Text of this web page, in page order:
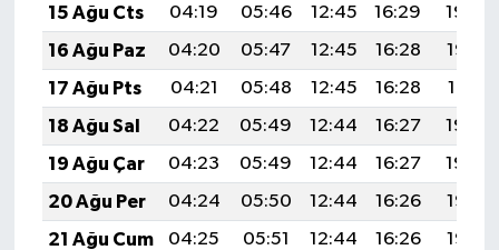
15 Ağu Cts
04:19 05:46 12:45 16:29
19:34
16 Ağu Paz
04:20 05:47 12:45 16:28
19:33
17 Ağu Pts
04:21 05:48 12:45 16:28
19:31
18 Ağu Sal
04:22 05:49 12:44 16:27
19:30
19 Ağu Çar
04:23 05:49 12:44 16:27
19:29
20 Ağu Per
04:24 05:50 12:44 16:26
19:28
21 Ağu Cum
04:25 05:51 12:44 16:26
19:26